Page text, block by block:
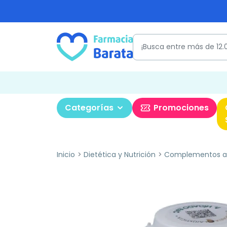
Categorías Promociones
Inicio Dietética y Nutrición Complementos